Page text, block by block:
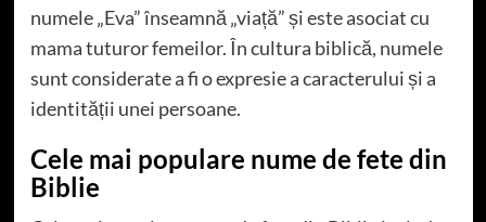
numele „Eva” înseamnă „viață” și este asociat cu
mama tuturor femeilor. În cultura biblică, numele
sunt considerate a fi o expresie a caracterului și a
identității unei persoane.
Cele mai populare nume de fete din
Biblie